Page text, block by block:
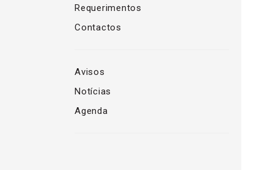
Requerimentos
Contactos
Avisos
Notícias
Agenda